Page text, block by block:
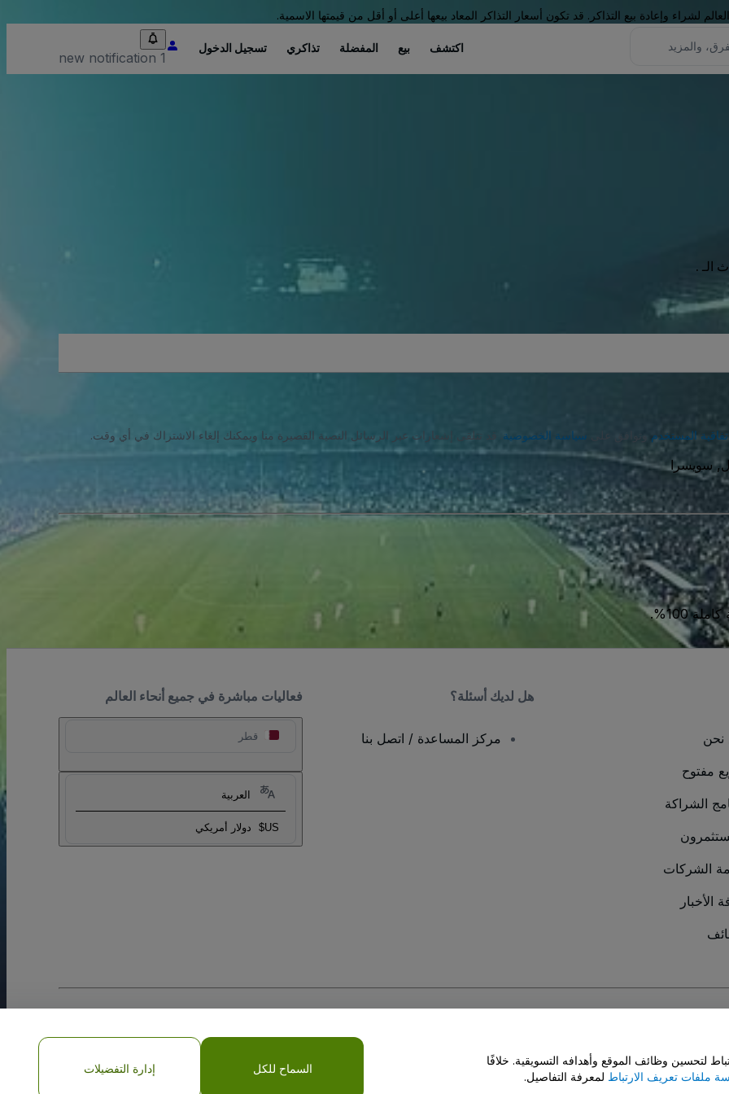
لشراء وإعادة بيع التذاكر. قد تكون أسعار التذاكر المعاد بيعها أعلى أو أقل من قيمتها الاسمية.
اكتشف بيع المفضلة تذاكري تسجيل الدخول
1 new notification
الـ .
المستخدم وتوافق على سياسة الخصوصية . قد تتلقى إشعارات عبر الرسائل النصية القصيرة منا ويمكنك إلغاء الاشتراك في أي وقت.
100%.
فعاليات مباشرة في جميع أنحاء العالم
قطر
العربية
US$ دولار أمريكي
نحن
مفتوح
الشراكة
الشركات
الأخبار
هل لديك أسئلة؟
مركز المساعدة / اتصل بنا
لتحسين وظائف الموقع وأهدافه التسويقية. خلافًا
ملفات تعريف الارتباط لمعرفة التفاصيل.
السماح للكل إدارة التفضيلات